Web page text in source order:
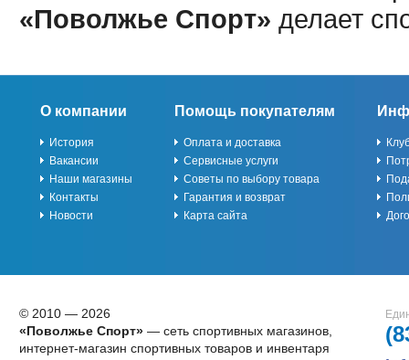
«Поволжье Спорт» делает
О компании
История
Вакансии
Наши магазины
Контакты
Новости
Помощь покупателям
Оплата и доставка
Сервисные услуги
Советы по выбору товара
Гарантия и возврат
Карта сайта
© 2010 — 2026
«Поволжье Спорт»— сеть спортивных магазинов,
интернет-магазин спортивных товаров и инвентаря